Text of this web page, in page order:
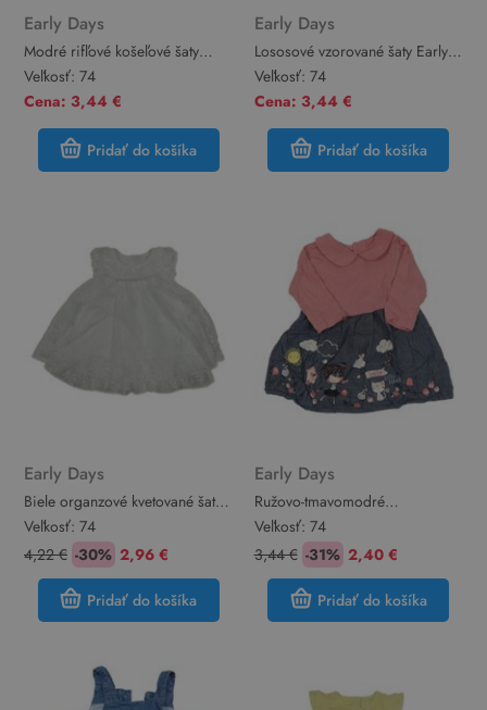
Early Days
Modré rifľové košeľové šaty
Early Days
Veľkosť: 74
Cena: 3,44 €
Pridať do košíka
Early Days
Lososové vzorované šaty Early
Days
Veľkosť: 74
Cena: 3,44 €
Pridať do košíka
Early Days
Biele organzové kvetované šaty
Early Days
Veľkosť: 74
4,22 € -30% 2,96 €
Pridať do košíka
Early Days
Ružovo-tmavomodré
bavlněno/riflové šaty s mačkami
Early Days
Veľkosť: 74
3,44 € -31% 2,40 €
Pridať do košíka